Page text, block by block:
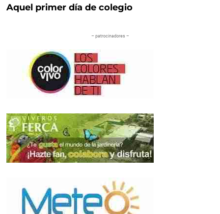
Aquel primer día de colegio
– patrocinadores –